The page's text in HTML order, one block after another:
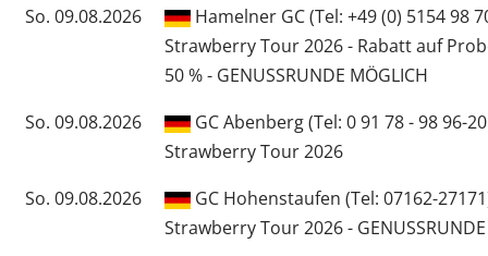
So. 09.08.2026
Hamelner GC (Tel: +49 (0) 5154 98
Strawberry Tour 2026 - Rabatt auf
50 % - GENUSSRUNDE MÖGLICH
So. 09.08.2026
GC Abenberg (Tel: 0 91 78 - 98 96-
Strawberry Tour 2026
So. 09.08.2026
GC Hohenstaufen (Tel: 07162-
Strawberry Tour 2026 -